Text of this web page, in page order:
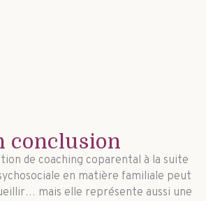
conclusion
de coaching coparental à la suite
en matière familiale peut
mais elle représente aussi une